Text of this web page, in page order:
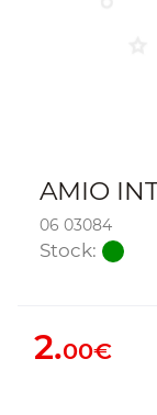
AMIO
06 03084
Stock:
2.00€